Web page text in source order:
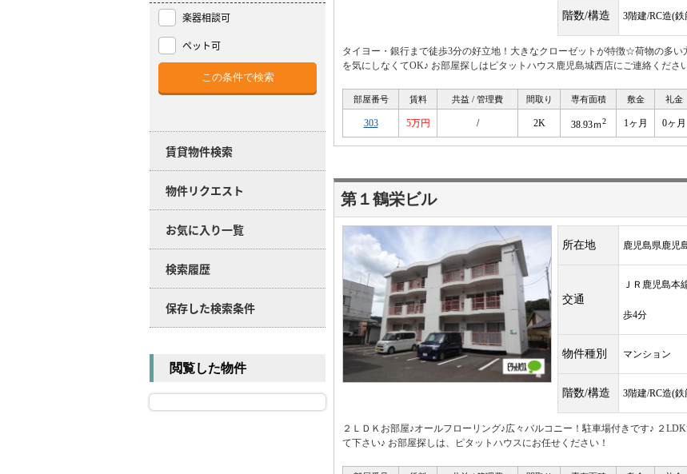
階数/構造 3階建/RC造(
タイヨー・銀行まで徒歩3分の好立地！大きなクローゼットが特徴☆荷物の多
を気にしなくてOK♪ お部屋探しはピタットハウス鹿児島城西店にご連絡くださ
部屋番号 賃料 共益 / 管理費 間取り 専有面積 敷金 礼金
303 5万円 / 2K 38.93ｍ2 1ヶ月 0ヶ月
第１鶴栄ビル
所在地 鹿児島県鹿児
交通
ＪＲ鹿児島本
歩4分
物件種別 マンション
階数/構造 3階建/RC造(
２ＬＤＫお部屋♪オールフローリング♪広々バルコニー！駐車場付きです♪ ２
て下さい♪ お部屋探しは、ピタットハウスにお任せください！
楽器相談可
ペット可
賃貸物件検索
物件リクエスト
お気に入り一覧
検索履歴
保存した検索条件
閲覧した物件